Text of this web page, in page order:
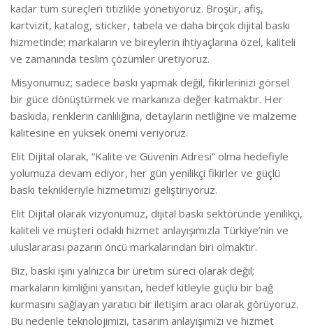
kadar tüm süreçleri titizlikle yönetiyoruz. Broşür, afiş,
kartvizit, katalog, sticker, tabela ve daha birçok dijital baskı
hizmetinde; markaların ve bireylerin ihtiyaçlarına özel, kaliteli
ve zamanında teslim çözümler üretiyoruz.
Misyonumuz; sadece baskı yapmak değil, fikirlerinizi görsel
bir güce dönüştürmek ve markanıza değer katmaktır. Her
baskıda, renklerin canlılığına, detayların netliğine ve malzeme
kalitesine en yüksek önemi veriyoruz.
Elit Dijital olarak, “Kalite ve Güvenin Adresi” olma hedefiyle
yolumuza devam ediyor, her gün yenilikçi fikirler ve güçlü
baskı teknikleriyle hizmetimizi geliştiriyoruz.
Elit Dijital olarak vizyonumuz, dijital baskı sektöründe yenilikçi,
kaliteli ve müşteri odaklı hizmet anlayışımızla Türkiye’nin ve
uluslararası pazarın öncü markalarından biri olmaktır.
Biz, baskı işini yalnızca bir üretim süreci olarak değil;
markaların kimliğini yansıtan, hedef kitleyle güçlü bir bağ
kurmasını sağlayan yaratıcı bir iletişim aracı olarak görüyoruz.
Bu nedenle teknolojimizi, tasarım anlayışımızı ve hizmet